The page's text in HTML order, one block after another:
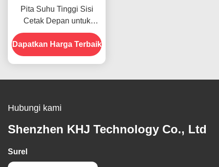
Pita Suhu Tinggi Sisi
Cetak Depan untuk
Produk Dalam Stok
Dapatkan Harga Terbaik
Hubungi kami
Shenzhen KHJ Technology Co., Ltd
Surel